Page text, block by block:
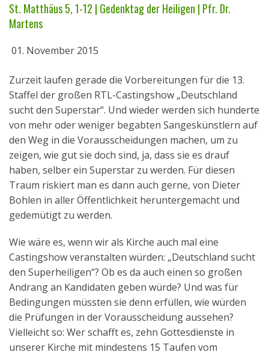
Über uns
Geistliches Wort
Termine
Aktuelles
Kontakt
English
St. Matthäus 5, 1-12 | Gedenktag der Heiligen | Pfr. Dr.
Martens
01. November 2015
Zurzeit laufen gerade die Vorbereitungen für die 13.
Staffel der großen RTL-Castingshow „Deutschland
sucht den Superstar“. Und wieder werden sich hunderte
von mehr oder weniger begabten Sangeskünstlern auf
den Weg in die Vorausscheidungen machen, um zu
zeigen, wie gut sie doch sind, ja, dass sie es drauf
haben, selber ein Superstar zu werden. Für diesen
Traum riskiert man es dann auch gerne, von Dieter
Bohlen in aller Öffentlichkeit heruntergemacht und
gedemütigt zu werden.
Wie wäre es, wenn wir als Kirche auch mal eine
Castingshow veranstalten würden: „Deutschland sucht
den Superheiligen“? Ob es da auch einen so großen
Andrang an Kandidaten geben würde? Und was für
Bedingungen müssten sie denn erfüllen, wie würden
die Prüfungen in der Vorausscheidung aussehen?
Vielleicht so: Wer schafft es, zehn Gottesdienste in
unserer Kirche mit mindestens 15 Taufen vom